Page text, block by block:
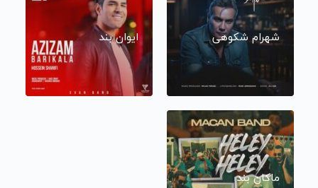
شهرام شکوهی ایوان بند
ماکان بند